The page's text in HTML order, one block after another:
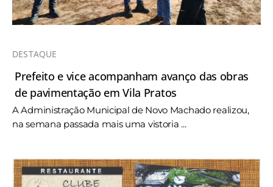
DESTAQUE
Prefeito e vice acompanham avanço das obras
de pavimentação em Vila Pratos
A Administração Municipal de Novo Machado realizou,
na semana passada mais uma vistoria ...